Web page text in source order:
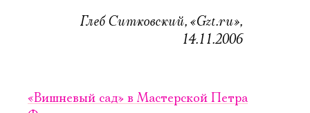
Глеб Ситковский, «Gzt.ru»,
14.11.2006
«Вишневый сад» в Мастерской Петра